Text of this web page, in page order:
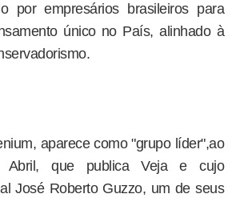
por empresários brasileiros para
único no País, alinhado à
aparece como "grupo líder",ao
Abril, que publica Veja e cujo
José Roberto Guzzo, um de seus